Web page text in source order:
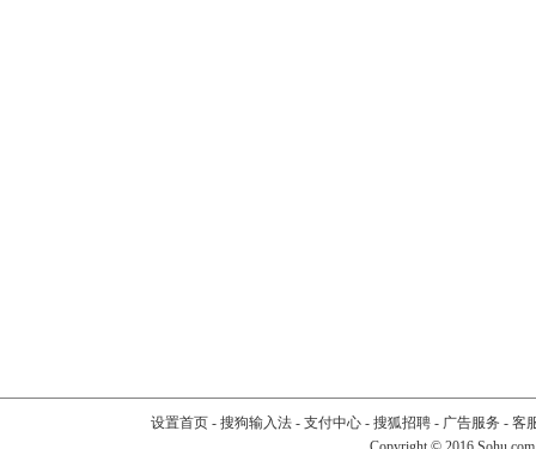
设置首页- 搜狗输入法- 支付中心- 搜狐招聘- 广告服务 - 客